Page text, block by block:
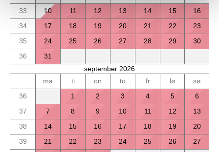
33
10 11 12 13 14 15
16
34
17 18 19 20 21 22
23
35
24 25 26 27 28 29
30
36
31
september 2026
ma
ti on to fr lø
sø
36
1 2 3 4 5
6
37
7 8 9 10 11 12
13
38
14 15 16 17 18 19
20
39
21 22 23 24 25 26
27